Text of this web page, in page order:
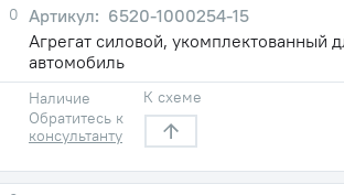
0
6520-1000254-15
Агрегат силовой, укомплектованный
автомобиль
Наличие
Обратитесь к
консультанту
К схеме